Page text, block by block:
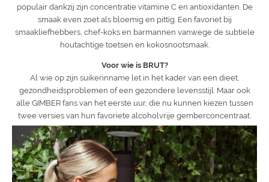
populair dankzij zijn concentratie vitamine C en antioxidanten. De
smaak even zoet als bloemig en pittig. Een favoriet bij
smaakliefhebbers, chef-koks en barmannen vanwege de subtiele
houtachtige toetsen en kokosnootsmaak.
Voor wie is BRUT?
Al wie op zijn suikerinname let in het kader van een dieet,
gezondheidsproblemen of een gezondere levensstijl. Maar ook
alle GIMBER fans van het eerste uur, die nu kunnen kiezen tussen
twee versies van hun favoriete alcoholvrije gemberconcentraat.